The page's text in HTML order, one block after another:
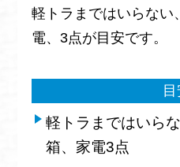
軽トラまではいらない
電、3点が目安です。
目
軽トラまではいら
箱、家電3点